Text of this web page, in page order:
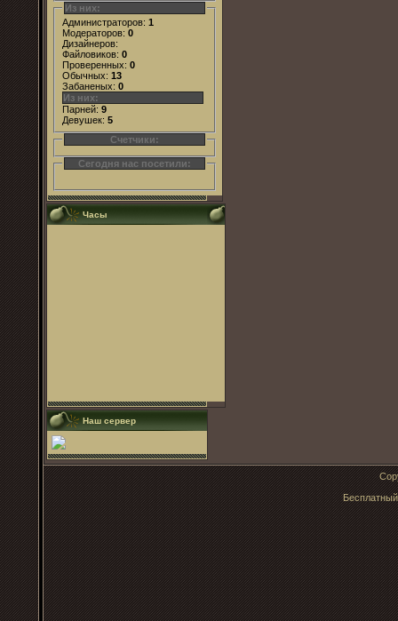
Из них:
Администраторов: 1
Модераторов: 0
Дизайнеров:
Файловиков: 0
Проверенных: 0
Обычных: 13
Забаненых: 0
Из них:
Парней: 9
Девушек: 5
Счетчики:
Сегодня нас посетили:
Часы
Наш сервер